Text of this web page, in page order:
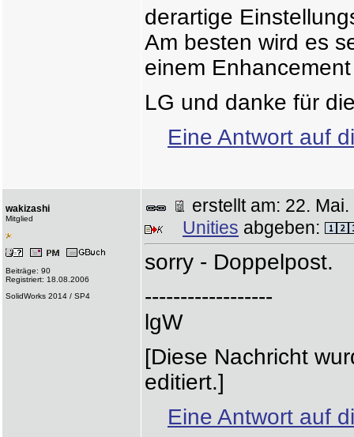
derartige
Am besten wird es
einem
LG und danke für
Eine Antwort auf
wakizashi
Mitglied
Beiträge: 90
Registriert: 18.08.2006
SolidWorks 2014 / SP4
erstellt am: 22.
Unities abgeben:
sorry - Doppelpost.
------------------
lgW
[Diese Nachricht
editiert.]
Eine Antwort auf